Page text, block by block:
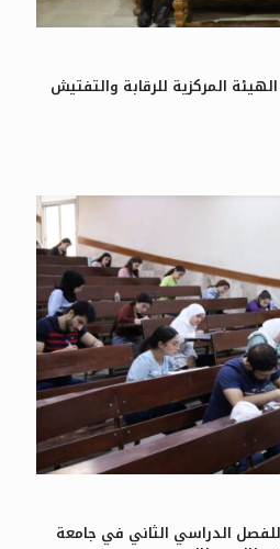
المركزية للرقابة والتفتيش
للفصل الدراسي الثاني في جامعة